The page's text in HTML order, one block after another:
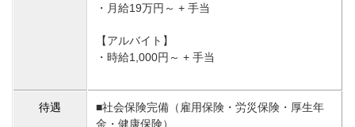
・月給19万円～ + 手当
【アルバイト】
・時給1,000円～ + 手当
待遇
■社会保険完備（雇用保険・労災保険・厚生年
金・健康保険）